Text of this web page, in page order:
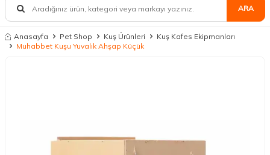
ARA
Anasayfa Pet Shop Kuş Ürünleri
Kuş Kafes Ekipmanları
Muhabbet Kuşu Yuvalık Ahşap Küçük